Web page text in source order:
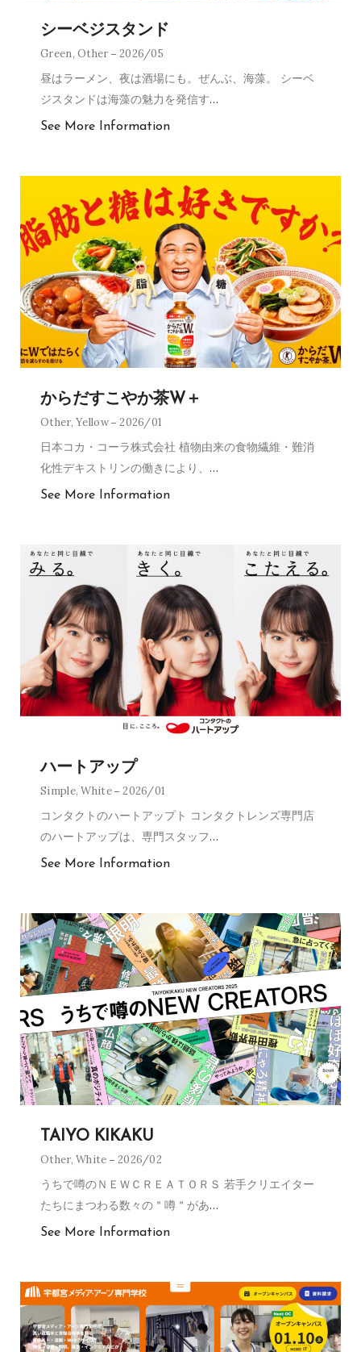
シーベジスタンド
Green,Other 2026/05
昼はラーメン、夜は酒場にも。ぜんぶ、海藻。 シーベ
ジスタンドは海藻の魅力を発信す…
See More Information
からだすこやか茶W＋
Other,Yellow 2026/01
日本コカ・コーラ株式会社 植物由来の食物繊維・難消
化性デキストリンの働きにより、 …
See More Information
ハートアップ
Simple,White 2026/01
コンタクトのハートアップト コンタクトレンズ専門店
のハートアップは、専門スタッフ…
See More Information
TAIYO KIKAKU
Other,White 2026/02
うちで噂のＮＥＷＣＲＥＡＴＯＲＳ 若手クリエイター
たちにまつわる数々の＂噂＂があ…
See More Information